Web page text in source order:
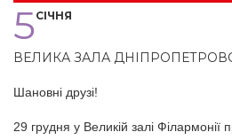
5 СІЧНЯ
ВЕЛИКА ЗАЛА
Шановні друзі!
29 грудня у Великій залі Філармонії